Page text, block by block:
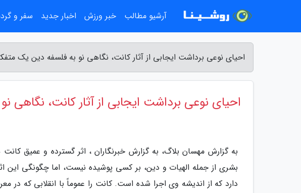
احیای نوعی برداشت ایجابی از آثار کانت، نگاهی نو به فلسفه دین یک
احیای نوعی برداشت ایجابی از آثار کانت، نگاهی
به گزارش مهسان بلاگ، به گزارش خبرنگاران ، اثر گسترده و عمیق
بشری از جمله الهیات و دین، بر کسی پوشیده نیست، اما چگونگی این
دارد که از اندیشه وی اجرا شده است. کانت را عموماً با انقلابی که
آرشیو مطالب خبر ورزش اخبار جدید سفر و